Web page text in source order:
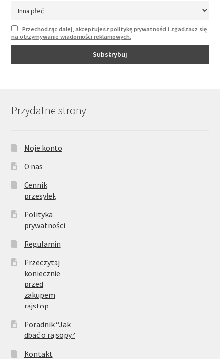
Przechodząc dalej, akceptujesz politykę prywatności i zgadzasz się
na otrzymywanie wiadomości reklamowych.
Przydatne strony
Moje konto
O nas
Cennik
przesyłek
Polityka
prywatności
Regulamin
Przeczytaj
koniecznie
przed
zakupem
rajstop
Poradnik “Jak
dbać o rajsopy?
Kontakt